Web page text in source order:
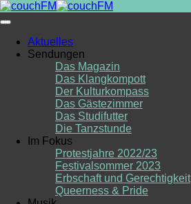
Skip
to
Aktuelles
Sendungen
Das Magazin
Das Klangkompott
Der Kulturkompass
Das Gästezimmer
Das Studifutter
Die Tanzstunde
Im Fokus
Protestjahre 2022/23
Festivalsommer 2023
Erbschaft und Gerechtigkeit
Queerness & Pride